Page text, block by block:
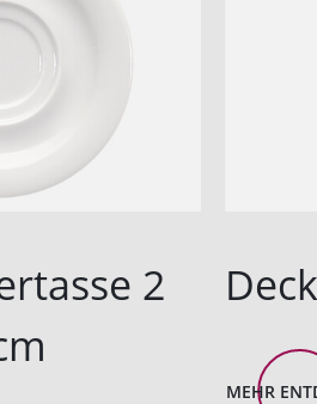
2
MEHR